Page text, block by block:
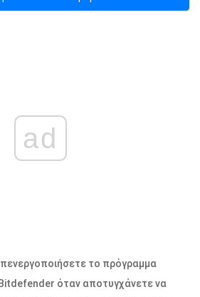
ad
το πρόγραμμα
όταν αποτυγχάνετε να